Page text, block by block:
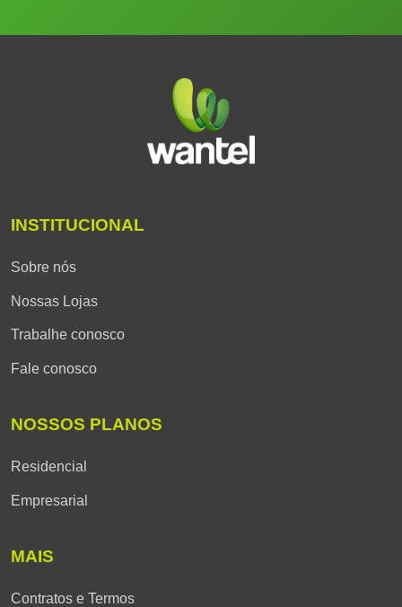
INSTITUCIONAL
Sobre nós
Nossas Lojas
Trabalhe conosco
Fale conosco
NOSSOS PLANOS
Residencial
Empresarial
MAIS
Contratos e Termos